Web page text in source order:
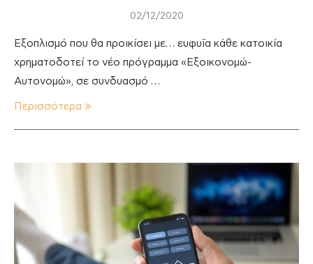
02/12/2020
Εξοπλισμό που θα προικίσει με… ευφυΐα κάθε κατοικία
χρηματοδοτεί το νέο πρόγραμμα «Εξοικονομώ-
Αυτονομώ», σε συνδυασμό …
Περισσότερα